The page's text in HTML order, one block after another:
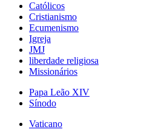
Católicos
Cristianismo
Ecumenismo
Igreja
JMJ
liberdade religiosa
Missionários
Papa Leão XIV
Sínodo
Vaticano